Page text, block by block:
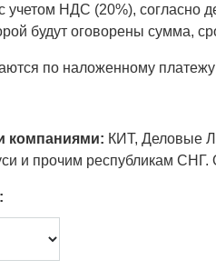
учетом НДС (20%),
будут оговорены сумма,
по наложенному
компаниями: КИТ, Деловые
и прочим республикам